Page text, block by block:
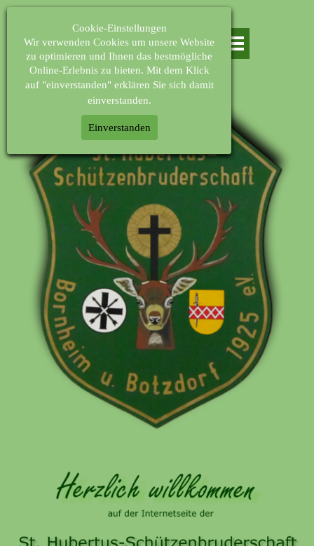
St. Hubertus-
Schützenbruderschaft
Bornheim u. Botzdorf 1925
e.V.
Cookie-Einstellungen
Wir verwenden Cookies um unsere Website
zu optimieren und Ihnen das bestmögliche
Online-Erlebnis zu bieten. Mit dem Klick
auf "einverstanden" erklären Sie sich damit
einverstanden.
Einverstanden